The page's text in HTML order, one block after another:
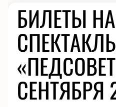
БИЛЕТЫ НА
СПЕКТАКЛЬ
СЕНТЯБРЯ